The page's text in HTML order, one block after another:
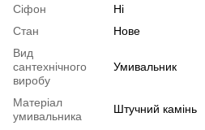
Сіфон
Ні
Стан
Нове
Вид
сантехнічного
виробу
Умивальник
Матеріал
умивальника
Штучний камінь